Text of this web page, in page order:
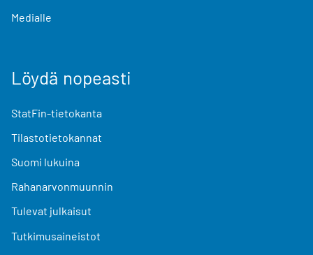
Medialle
Löydä nopeasti
StatFin-tietokanta
Tilastotietokannat
Suomi lukuina
Rahanarvonmuunnin
Tulevat julkaisut
Tutkimusaineistot